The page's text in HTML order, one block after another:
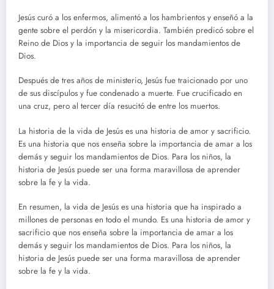
Jesús curó a los enfermos, alimentó a los hambrientos y enseñó a la
gente sobre el perdón y la misericordia. También predicó sobre el
Reino de Dios y la importancia de seguir los mandamientos de
Dios.
Después de tres años de ministerio, Jesús fue traicionado por uno
de sus discípulos y fue condenado a muerte. Fue crucificado en
una cruz, pero al tercer día resucitó de entre los muertos.
La historia de la vida de Jesús es una historia de amor y sacrificio.
Es una historia que nos enseña sobre la importancia de amar a los
demás y seguir los mandamientos de Dios. Para los niños, la
historia de Jesús puede ser una forma maravillosa de aprender
sobre la fe y la vida.
En resumen, la vida de Jesús es una historia que ha inspirado a
millones de personas en todo el mundo. Es una historia de amor y
sacrificio que nos enseña sobre la importancia de amar a los
demás y seguir los mandamientos de Dios. Para los niños, la
historia de Jesús puede ser una forma maravillosa de aprender
sobre la fe y la vida.